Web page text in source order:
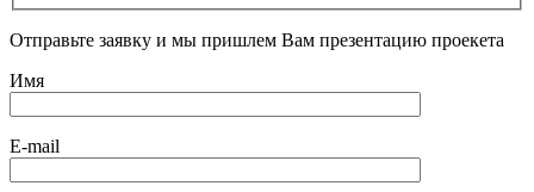
Отправьте заявку и мы пришлем Вам презентацию проекета
Имя
E-mail